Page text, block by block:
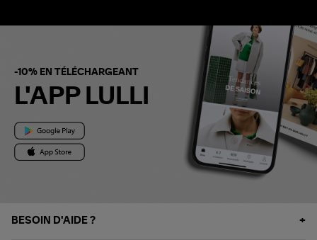
-10% EN TÉLÉCHARGEANT
L'APP LULLI
BESOIN D'AIDE ?